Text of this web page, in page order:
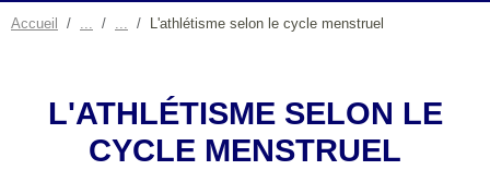
Accueil L'athlétisme selon le cycle menstruel
L'ATHLÉTISME SELON LE
CYCLE MENSTRUEL